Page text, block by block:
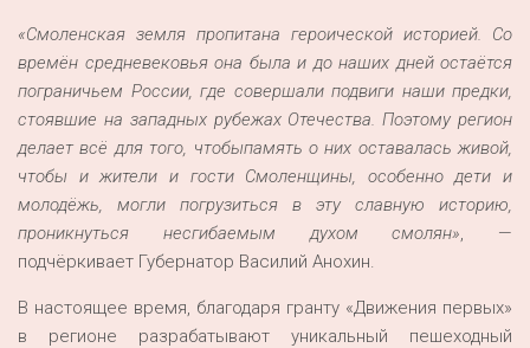
«Смоленская земля пропитана героической историей. Со
времён средневековья она была и до наших дней остаётся
пограничьем России, где совершали подвиги наши предки,
стоявшие на западных рубежах Отечества. Поэтому регион
делаетвсё для того, чтобыпамять о них оставалась живой,
чтобы и жители и гости Смоленщины, особенно дети и
молодёжь, могли погрузиться в эту славную историю,
проникнуться несгибаемым духом смолян», —
подчёркивает Губернатор Василий Анохин.
В настоящее время, благодаря гранту «Движения первых»
в регионе разрабатывают уникальный пешеходный